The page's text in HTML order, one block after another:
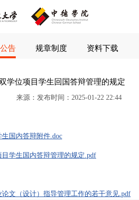
告 规章制度 资料下载
学位项目学生回国答辩管理的规定
来源： 发布时间： 2025-01-22 22:44
国内答辩附件.doc
学生国内答辩管理的规定.pdf
文（设计）指导管理工作的若干意见.pdf